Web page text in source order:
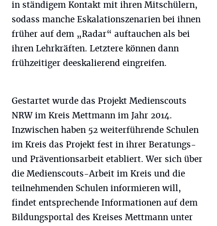
in ständigem Kontakt mit ihren Mitschülern,
sodass manche Eskalationszenarien bei ihnen
früher auf dem „Radar“ auftauchen als bei
ihren Lehrkräften. Letztere können dann
frühzeitiger deeskalierend eingreifen.
Gestartet wurde das Projekt Medienscouts
NRW im Kreis Mettmann im Jahr 2014.
Inzwischen haben 52 weiterführende Schulen
im Kreis das Projekt fest in ihrer Beratungs-
und Präventionsarbeit etabliert. Wer sich über
die Medienscouts-Arbeit im Kreis und die
teilnehmenden Schulen informieren will,
findet entsprechende Informationen auf dem
Bildungsportal des Kreises Mettmann unter